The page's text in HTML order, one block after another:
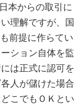
本からの取引に
理解ですが、国
前提に作らてい
ション自体を監
は正式に認可を
人が儲けた場合
こでもＯＫとい